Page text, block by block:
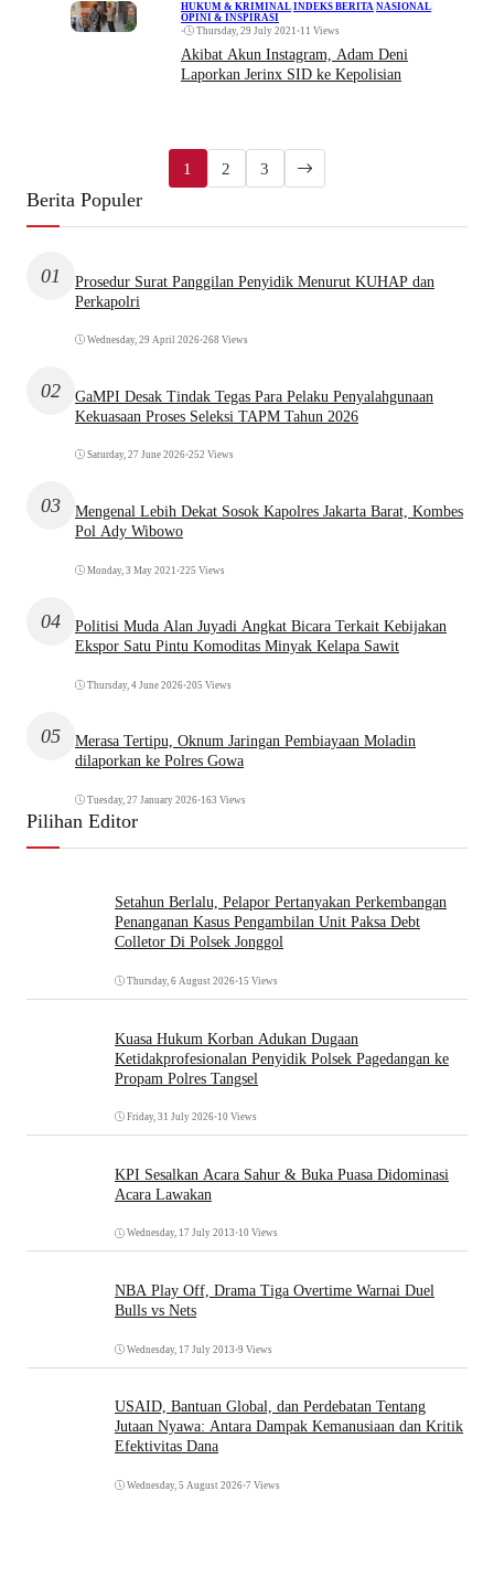
HUKUM & KRIMINAL INDEKS BERITA NASIONAL
OPINI & INSPIRASI
•
Thursday, 29 July 2021 •11 Views
Akibat Akun Instagram, Adam Deni
Laporkan Jerinx SID ke Kepolisian
1 2 3
Berita Populer
01
Prosedur Surat Panggilan Penyidik Menurut KUHAP dan
Perkapolri
Wednesday, 29 April 2026•268 Views
02
GaMPI Desak Tindak Tegas Para Pelaku Penyalahgunaan
Kekuasaan Proses Seleksi TAPM Tahun 2026
Saturday, 27 June 2026•252 Views
03
Mengenal Lebih Dekat Sosok Kapolres Jakarta Barat, Kombes
Pol Ady Wibowo
Monday, 3 May 2021 •225 Views
04
Politisi Muda Alan Juyadi Angkat Bicara Terkait Kebijakan
Ekspor Satu Pintu Komoditas Minyak Kelapa Sawit
Thursday, 4 June 2026•205 Views
05
Merasa Tertipu, Oknum Jaringan Pembiayaan Moladin
dilaporkan ke Polres Gowa
Tuesday, 27 January 2026•163 Views
Pilihan Editor
Setahun Berlalu, Pelapor Pertanyakan Perkembangan
Penanganan Kasus Pengambilan Unit Paksa Debt
Colletor Di Polsek Jonggol
Thursday, 6 August 2026•15 Views
Kuasa Hukum Korban Adukan Dugaan
Ketidakprofesionalan Penyidik Polsek Pagedangan ke
Propam Polres Tangsel
Friday, 31 July 2026•10 Views
KPI Sesalkan Acara Sahur & Buka Puasa Didominasi
Acara Lawakan
Wednesday, 17 July 2013 •10 Views
NBA Play Off, Drama Tiga Overtime Warnai Duel
Bulls vs Nets
Wednesday, 17 July 2013 •9 Views
USAID, Bantuan Global, dan Perdebatan Tentang
Jutaan Nyawa: Antara Dampak Kemanusiaan dan Kritik
Efektivitas Dana
Wednesday, 5 August 2026•7 Views